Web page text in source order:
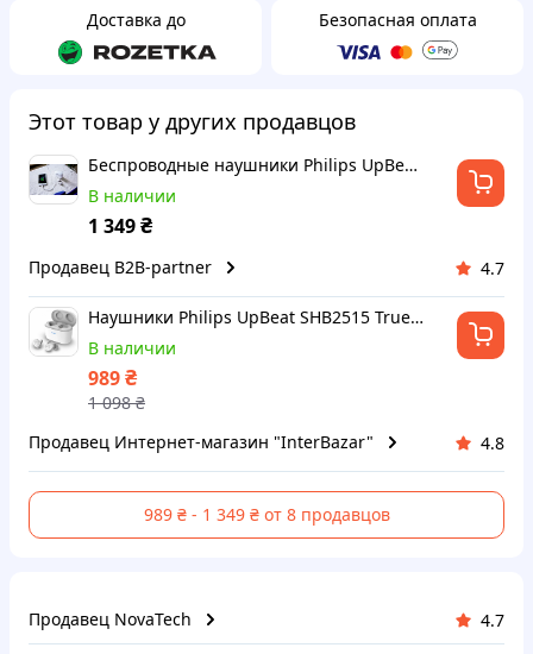
Доставка до Безопасная оплата
Этот товар у других продавцов
Беспроводные наушники Philips UpBeat SHB2515 True Wireless White (SHB2515WT/10)
В наличии
1 349₴
Продавец B2B-partner 4.7
Наушники Philips UpBeat SHB2515 True Wireless White (SHB2515WT/10)
В наличии
989₴
1 098₴
Продавец Интернет-магазин "InterBazar"
4.8
989 ₴ - 1 349 ₴ от 8 продавцов
Продавец NovaTech 4.7